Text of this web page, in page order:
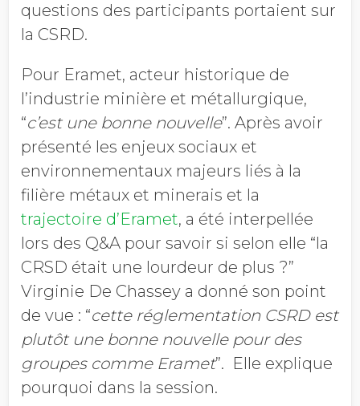
questions des participants portaient sur
la CSRD.
Pour Eramet, acteur historique de
l’industrie minière et métallurgique,
“c’est une bonne nouvelle”. Après avoir
présenté les enjeux sociaux et
environnementaux majeurs liés à la
filière métaux et minerais et la
trajectoire d’Eramet, a été interpellée
lors des Q&A pour savoir si selon elle “la
CRSD était une lourdeur de plus ?”
Virginie De Chassey a donné son point
de vue : “cette réglementation CSRD est
plutôt une bonne nouvelle pour des
groupes comme Eramet”. Elle explique
pourquoi dans la session.